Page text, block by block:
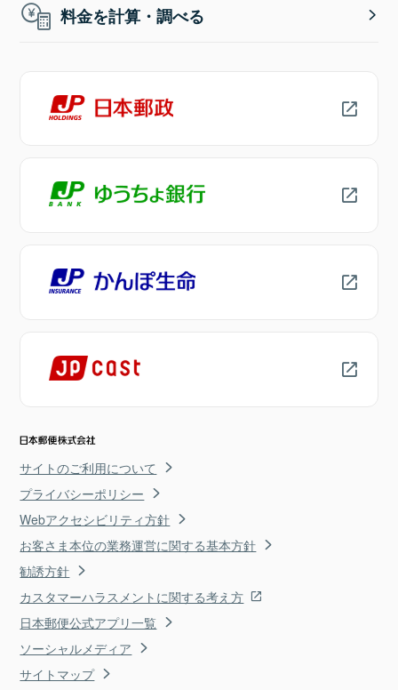
料金を計算・調べる
サイトのご利用について
プライバシーポリシー
Webアクセシビリティ方針
お客さま本位の業務運営に関する基本方針
勧誘方針
カスタマーハラスメントに関する考え方
日本郵便公式アプリ一覧
ソーシャルメディア
サイトマップ